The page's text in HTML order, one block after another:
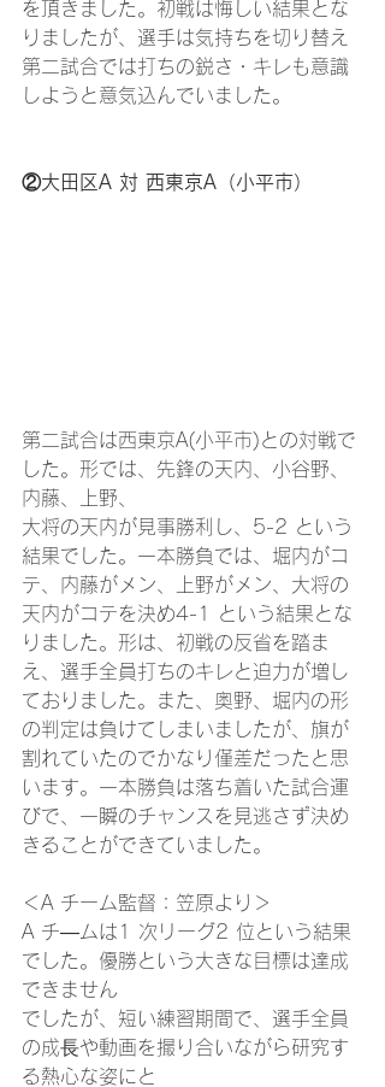
を頂きました。初戦は悔しい結果とな
りましたが、選手は気持ちを切り替え
第二試合では打ちの鋭さ・キレも意識
しようと意気込んでいました。
②大田区A 対 西東京A（小平市）
第二試合は西東京A(小平市)との対戦で
した。形では、先鋒の天内、小谷野、
内藤、上野、
大将の天内が見事勝利し、5-2 という
結果でした。一本勝負では、堀内がコ
テ、内藤がメン、上野がメン、大将の
天内がコテを決め4-1 という結果とな
りました。形は、初戦の反省を踏ま
え、選手全員打ちのキレと迫力が増し
ておりました。また、奥野、堀内の形
の判定は負けてしまいましたが、旗が
割れていたのでかなり僅差だったと思
います。一本勝負は落ち着いた試合運
びで、一瞬のチャンスを見逃さず決め
きることができていました。
＜A チーム監督：笠原より＞
A チ―ムは1 次リーグ2 位という結果
でした。優勝という大きな目標は達成
できません
でしたが、短い練習期間で、選手全員
の成⾧や動画を撮り合いながら研究す
る熱心な姿にと